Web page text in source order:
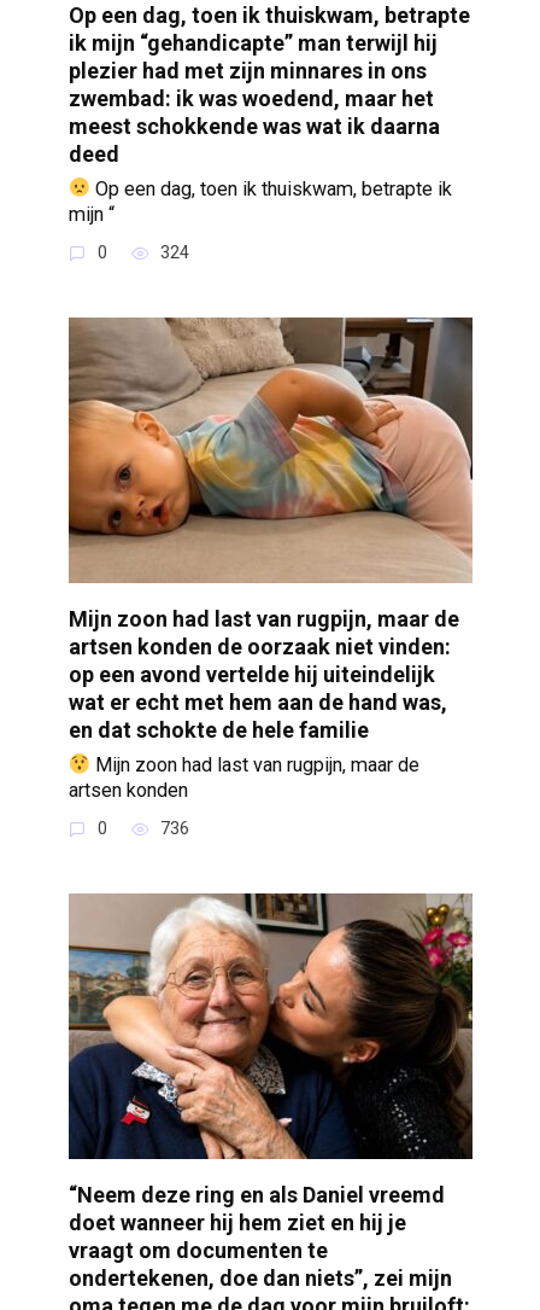
Op een dag, toen ik thuiskwam, betrapte
ik mijn “gehandicapte” man terwijl hij
plezier had met zijn minnares in ons
zwembad: ik was woedend, maar het
meest schokkende was wat ik daarna
deed
Op een dag, toen ik thuiskwam, betrapte ik
mijn “
0 324
Mijn zoon had last van rugpijn, maar de
artsen konden de oorzaak niet vinden:
op een avond vertelde hij uiteindelijk
wat er echt met hem aan de hand was,
en dat schokte de hele familie
Mijn zoon had last van rugpijn, maar de
artsen konden
0 736
“Neem deze ring en als Daniel vreemd
doet wanneer hij hem ziet en hij je
vraagt om documenten te
ondertekenen, doe dan niets”, zei mijn